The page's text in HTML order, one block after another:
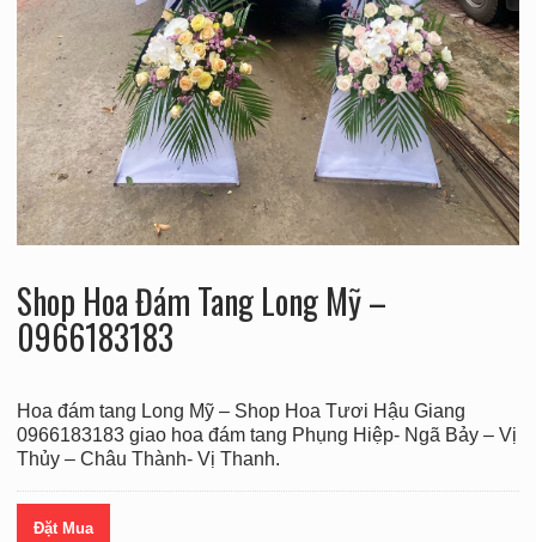
Shop Hoa Đám Tang Long Mỹ –
0966183183
Hoa đám tang Long Mỹ – Shop Hoa Tươi Hậu Giang
0966183183 giao hoa đám tang Phụng Hiệp- Ngã Bảy – Vị
Thủy – Châu Thành- Vị Thanh.
Đặt Mua